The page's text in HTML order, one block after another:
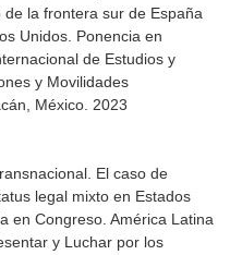
la frontera sur de España
Unidos. Ponencia en
de Estudios y
y Movilidades
México. 2023
El caso de
legal mixto en Estados
en Congreso. América Latina
y Luchar por los